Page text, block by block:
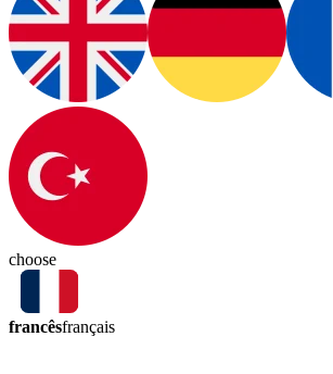
choose
francêsfrançais